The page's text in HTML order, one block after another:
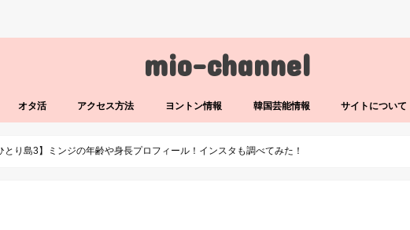
mio-channel
オタ活 アクセス方法 ヨントン情報 韓国芸能情報 サイトについて
とり島3】ミンジの年齢や身長プロフィール！インスタも調べてみた！